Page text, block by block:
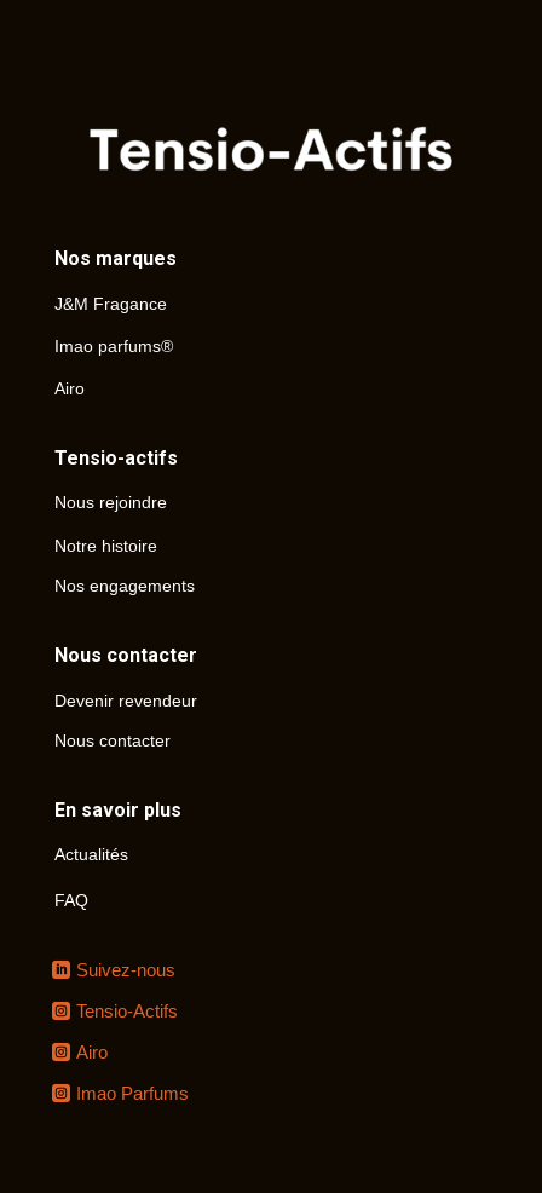
Nos marques
J&M Fragance
Imao parfums®
Airo
Tensio-actifs
Nous rejoindre
Notre histoire
Nos engagements
Nous contacter
Devenir revendeur
Nous contacter
En savoir plus
Actualités
FAQ
Suivez-nous
Tensio-Actifs
Airo
Imao Parfums